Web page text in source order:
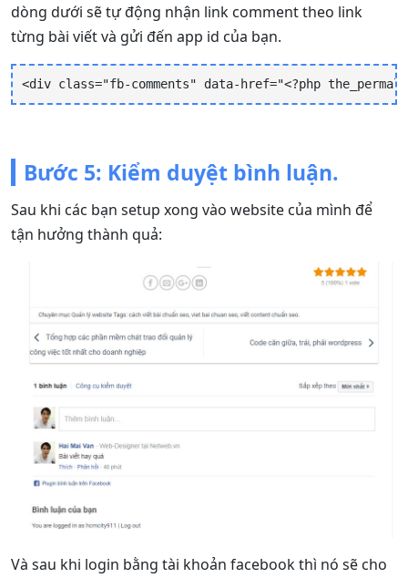
dòng dưới sẽ tự động nhận link comment theo link
từng bài viết và gửi đến app id của bạn.
<div class="fb-comments" data-href="<?php
Bước 5: Kiểm duyệt bình luận.
Sau khi các bạn setup xong vào website của mình để
tận hưởng thành quả:
Và sau khi login bằng tài khoản facebook thì nó sẽ cho